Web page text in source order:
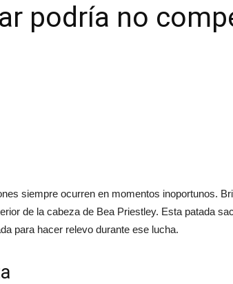
podría no
siempre ocurren en momentos inoportunos.
de la cabeza de Bea Priestley. Esta patada
para hacer relevo durante ese lucha.